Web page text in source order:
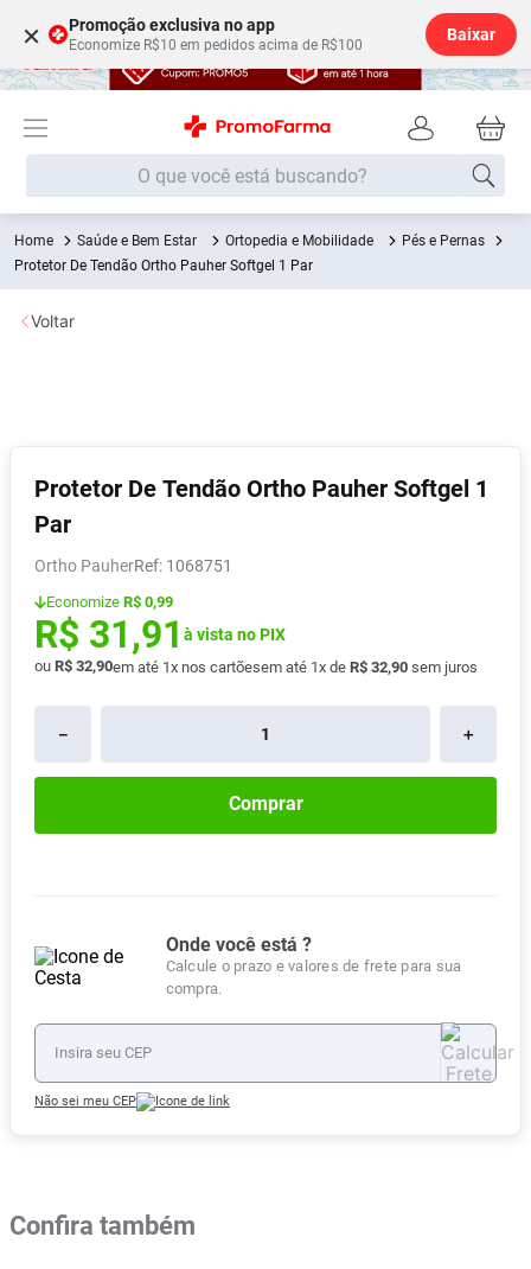
× Promoção exclusiva no app
Economize R$10 em pedidos acima de R$100
Baixar
O que você está buscando?
Saúde e Bem Estar Ortopedia e Mobilidade
Pés e Pernas
Protetor De Tendão Ortho Pauher Softgel 1 Par
Protetor De Tendão Ortho Pauher Softgel 1
Par
Ortho Pauher : 1068751
Economize R$ 0,99
R$ 31,91 à vista no PIX
ou R$ 32,90em até 1x nos cartõesem até 1x de R$ 32,90 sem juros
＋
－
Comprar
Onde você está ?
Calcule o prazo e valores de frete para sua
compra.
Não sei meu CEP
Voltar
Confira também
Termos mais buscados
1º Fralda
2
5º Fralda G
6º Shampoo
8 º Absorvente
9º Vitamina D
10 º Lavitan